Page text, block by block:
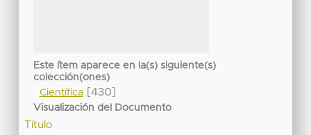
Este ítem aparece en la(s) siguiente(s)
colección(ones)
Científica[430]
Visualización del Documento
Título